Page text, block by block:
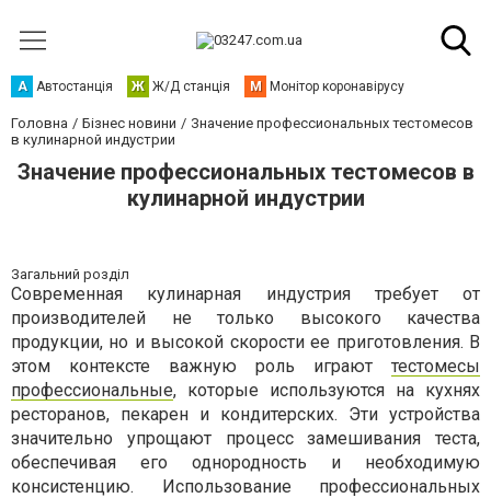
А Автостанція Ж Ж/Д станція М Монітор коронавірусу
Головна Бізнес новини
Значение профессиональных тестомесов
в кулинарной индустрии
Значение профессиональных тестомесов в
кулинарной индустрии
Загальний розділ
Современная кулинарная индустрия требует от
производителей не только высокого качества
продукции, но и высокой скорости ее приготовления. В
этом контексте важную роль играют тестомесы
профессиональные, которые используются на кухнях
ресторанов, пекарен и кондитерских. Эти устройства
значительно упрощают процесс замешивания теста,
обеспечивая его однородность и необходимую
консистенцию. Использование профессиональных